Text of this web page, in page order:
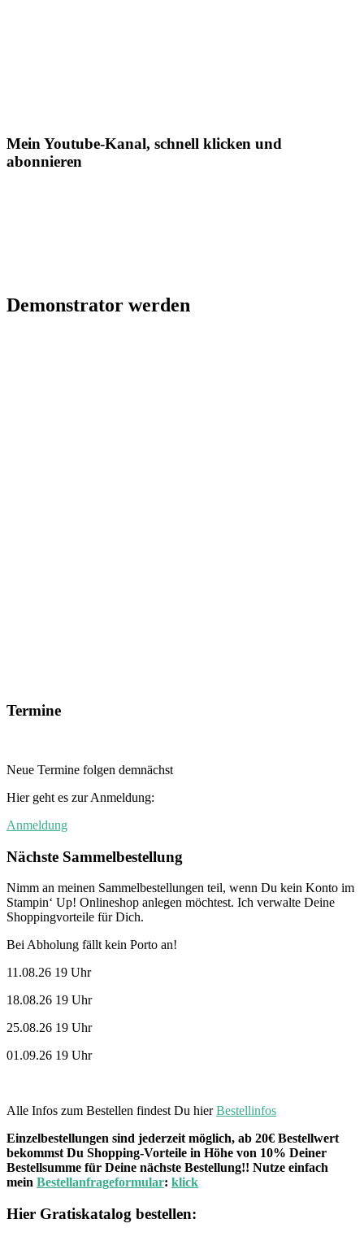
Mein Youtube-Kanal, schnell klicken und
abonnieren
Demonstrator werden
Termine
Neue Termine folgen demnächst
Hier geht es zur Anmeldung:
Anmeldung
Nächste Sammelbestellung
Nimm an meinen Sammelbestellungen teil, wenn Du kein Konto im
Stampin‘ Up! Onlineshop anlegen möchtest. Ich verwalte Deine
Shoppingvorteile für Dich.
Bei Abholung fällt kein Porto an!
11.08.26 19 Uhr
18.08.26 19 Uhr
25.08.26 19 Uhr
01.09.26 19 Uhr
Alle Infos zum Bestellen findest Du hierBestellinfos
Einzelbestellungen sind jederzeit möglich, ab 20€ Bestellwert
bekommst Du Shopping-Vorteile in Höhe von 10% Deiner
Bestellsumme für Deine nächste Bestellung!! Nutze einfach
mein Bestellanfrageformular: klick
Hier Gratiskatalog bestellen: